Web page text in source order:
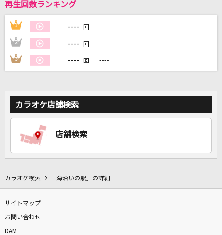
再生回数ランキング
1 ---- 回 ----
2 ---- 回 ----
3 ---- 回 ----
カラオケ店舗検索
店舗検索
カラオケ検索 「海沿いの駅」の詳細
サイトマップ
お問い合わせ
DAM